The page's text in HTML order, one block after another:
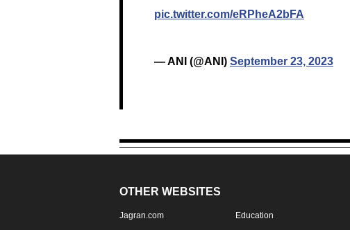
pic.twitter.com/eRPheA2bFA
— ANI (@ANI) September 23, 2023
OTHER WEBSITES
Jagran.com Education